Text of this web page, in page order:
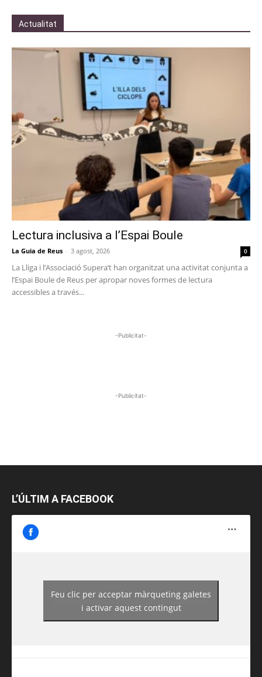
Actualitat
Lectura inclusiva a l’Espai Boule
La Guia de Reus - 3 agost, 2026 0
La Lliga i l’Associació Supera’t han organitzat una activitat conjunta a
l’Espai Boule de Reus per apropar noves formes de lectura
accessibles a través...
-Publicitat-
-Publicitat-
L’ÚLTIM A FACEBOOK
https://www.facebook.com/guiadereus/
Feu clic per acceptar màrqueting galetes
i activar aquest contingut